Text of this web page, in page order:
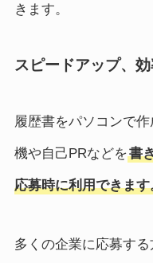
きます。
スピードアップ、
履歴書をパソコンで
機や自己PRなどを書
応募時に利用できます
多くの企業に応募す